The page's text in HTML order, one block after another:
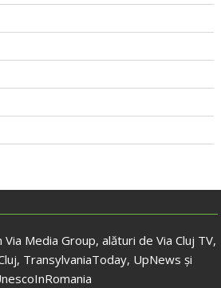
Media Group, alături de Via Cluj TV,
TransylvaniaToday, UpNews și